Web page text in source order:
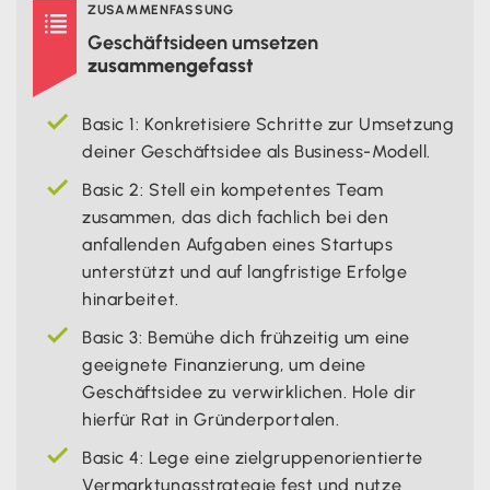
 ZUSAMMENFASSUNG
Geschäftsideen umsetzen
zusammengefasst
Basic 1: Konkretisiere Schritte zur Umsetzung
deiner Geschäftsidee als Business-Modell.
Basic 2: Stell ein kompetentes Team
zusammen, das dich fachlich bei den
anfallenden Aufgaben eines Startups
unterstützt und auf langfristige Erfolge
hinarbeitet.
Basic 3: Bemühe dich frühzeitig um eine
geeignete Finanzierung, um deine
Geschäftsidee zu verwirklichen. Hole dir
hierfür Rat in Gründerportalen.
Basic 4: Lege eine zielgruppenorientierte
Vermarktungsstrategie fest und nutze